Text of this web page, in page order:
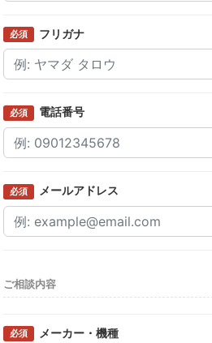
必須 フリガナ
必須 電話番号
必須 メールアドレス
ご相談内容
必須 メーカー・機種